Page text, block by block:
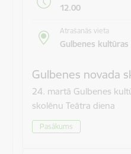
12.00
Atrašanās vieta
Gulbenes
Gulbenes novada
24. martā Gulbenes
skolēnu Teātra diena
Pasākums